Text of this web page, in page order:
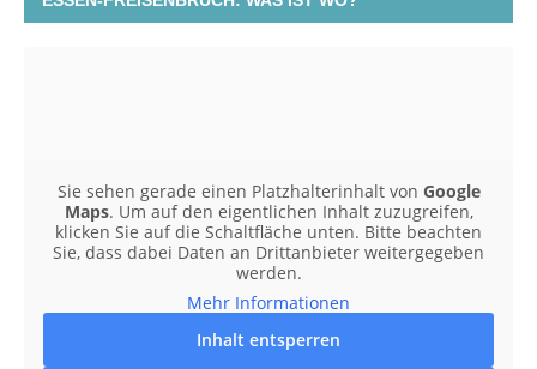
Sie sehen gerade einen Platzhalterinhalt von Google
Maps. Um auf den eigentlichen Inhalt zuzugreifen,
klicken Sie auf die Schaltfläche unten. Bitte beachten
Sie, dass dabei Daten an Drittanbieter weitergegeben
werden.
Mehr Informationen
Inhalt entsperren